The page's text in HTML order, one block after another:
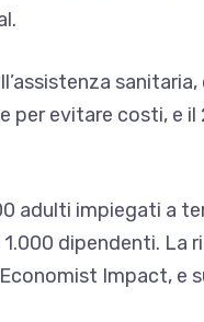
sanitaria,
per evitare costi, e il
adulti impiegati a
dipendenti. La
Impact, e